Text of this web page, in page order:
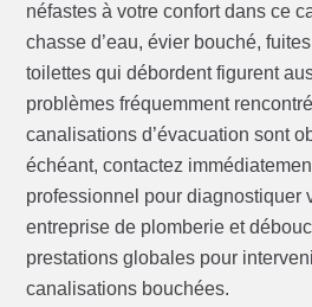
néfastes à votre confort dans ce
chasse d’eau, évier bouché,
toilettes qui débordent figurent
problèmes fréquemment
canalisations d’évacuation sont
échéant, contactez
professionnel pour diagnostiquer
entreprise de plomberie et
prestations globales pour
canalisations bouchées.